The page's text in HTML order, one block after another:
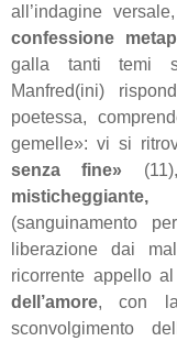
all’indagine
confessione
galla tanti temi
Manfred(ini)
poetessa,
gemelle»: vi si
senza fine»
(sanguinamento
liberazione dai
ricorrente appello
dell’amore, con
sconvolgimento